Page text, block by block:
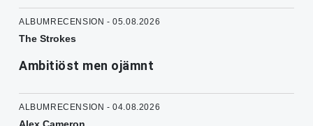
ALBUMRECENSION - 05.08.2026
The Strokes
Ambitiöst men ojämnt
ALBUMRECENSION - 04.08.2026
Alex Cameron